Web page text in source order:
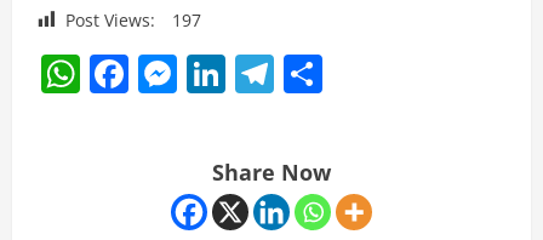
Post Views: 197
WhatsApp
Facebook
Messenger
LinkedIn
Telegram
Share Now